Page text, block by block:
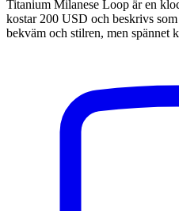
Titanium Milanese Loop är en
kostar 200 USD och beskrivs
bekväm och stilren, men spännet